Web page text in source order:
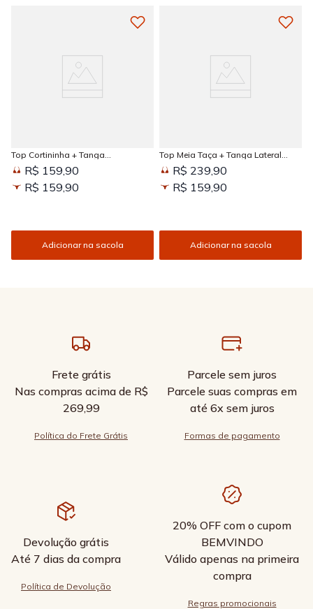
Top Cortininha + Tanga
Amarradinha Estampada Sun
KissedR$ 159,90
R$ 159,90
Adicionar na sacola
Top Meia Taça + Tanga Lateral
Larga Estampada Sun Kissed
R$ 239,90
R$ 159,90
Adicionar na sacola
Frete grátis
Nas compras acima de R$
269,99
Política do Frete Grátis
Parcele sem juros
Parcele suas compras em
até 6x sem juros
Formas de pagamento
Devolução grátis
Até 7 dias da compra
Política de Devolução
20% OFF com o cupom
BEMVINDO
Válido apenas na primeira
compra
Regras promocionais